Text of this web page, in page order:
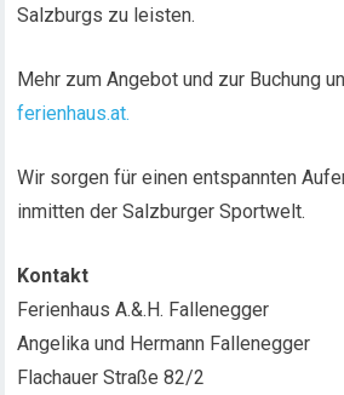
Salzburgs zu leisten.
Mehr zum Angebot und zur Buchung
ferienhaus.at.
Wir sorgen für einen entspannten
inmitten der Salzburger Sportwelt.
Kontakt
Ferienhaus A.&.H. Fallenegger
Angelika und Hermann Fallenegger
Flachauer Straße 82/2